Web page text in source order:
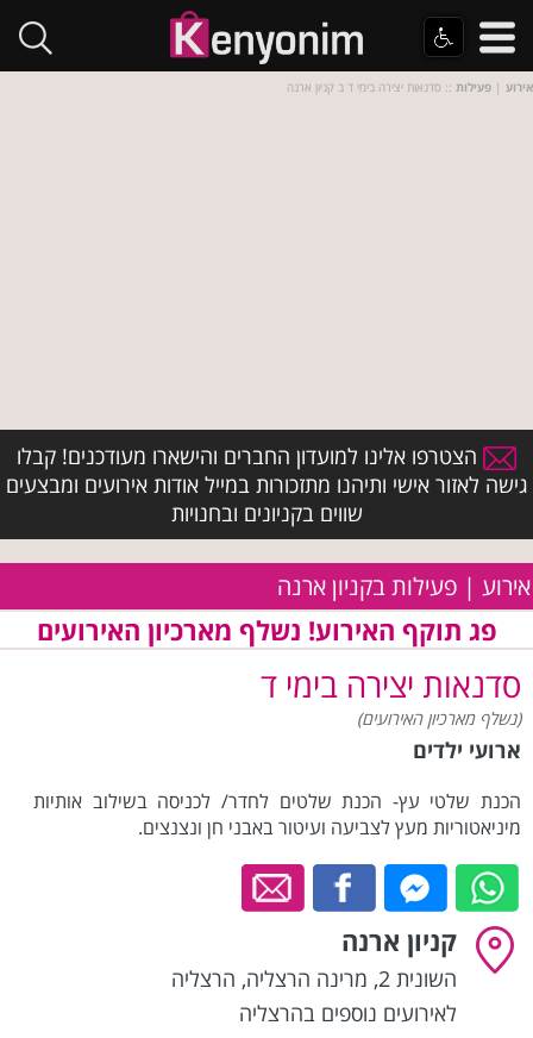
אירוע | פעילות :: סדנאות יצירה בימי ד ב קניון ארנה
הצטרפו אלינו למועדון החברים והישארו מעודכנים! קבלו
גישה לאזור אישי ותיהנו מתזכורות במייל אודות אירועים ומבצעים
שווים בקניונים ובחנויות
אירוע | פעילות בקניון ארנה
פג תוקף האירוע! נשלף מארכיון האירועים
סדנאות יצירה בימי ד
(נשלף מארכיון האירועים)
ארועי ילדים
הכנת שלטי עץ- הכנת שלטים לחדר/ לכניסה בשילוב אותיות
מיניאטוריות מעץ לצביעה ועיטור באבני חן ונצנצים.
קניון ארנה
השונית 2, מרינה הרצליה , הרצליה
לאירועים נוספים בהרצליה